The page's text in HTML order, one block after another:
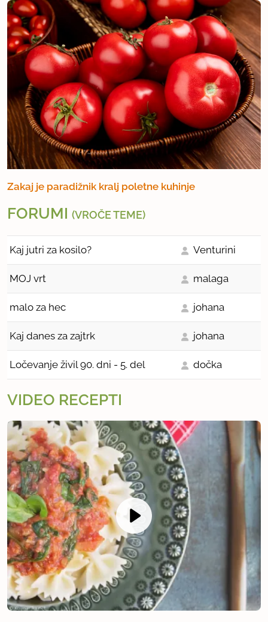
Zakaj je paradižnik kralj poletne kuhinje
FORUMI (VROČE TEME)
Kaj jutri za kosilo? Venturini
MOJ vrt malaga
malo za hec johana
Kaj danes za zajtrk johana
Ločevanje živil 90. dni - 5. del dočka
VIDEO RECEPTI